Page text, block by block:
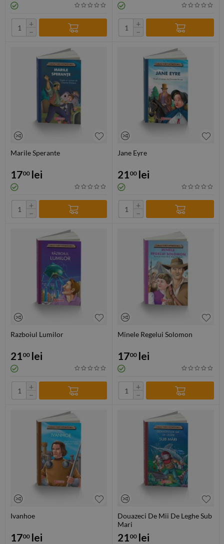
+
−
+
−
Marile Sperante
1700 lei
+
−
Jane Eyre
2100 lei
+
−
Razboiul Lumilor
2100 lei
+
−
Minele Regelui Solomon
1700 lei
+
−
Ivanhoe
1700 lei
Douazeci De Mii De Leghe Sub
Mari
2100 lei